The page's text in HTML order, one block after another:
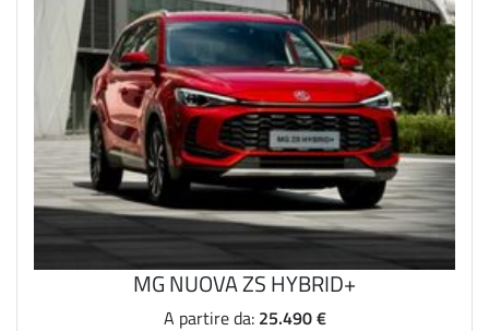
MG NUOVA ZS HYBRID+
A partire da: 25.490 €